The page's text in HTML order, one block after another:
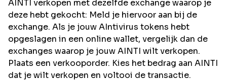
AINTI verkopen met dezelfde exchange waarop je
deze hebt gekocht: Meld je hiervoor aan bij de
exchange. Als je jouw AIntivirus tokens hebt
opgeslagen in een online wallet, vergelijk dan de
exchanges waarop je jouw AINTI wilt verkopen.
Plaats een verkooporder. Kies het bedrag aan AINTI
dat je wilt verkopen en voltooi de transactie.